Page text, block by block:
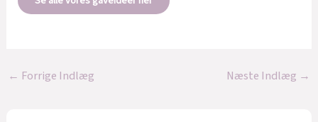
← Forrige Indlæg Næste Indlæg →